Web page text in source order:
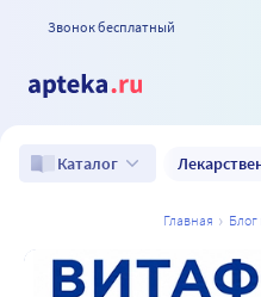
Звонок бесплатный
Каталог
главная